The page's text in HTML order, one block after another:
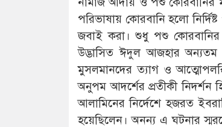
পরিভাষায় কোরবানি হলো
জবাই করা। শুধু পশু কোরবানির
উদ্ভাসিত ঈদুল আজহার অন্যতম
মুসলমানদের ত্যাগ ও
অনুপম আদর্শের প্রতীকী নিদর্শন
আলামিনের নির্দেশে হজরত
হয়েছিলেন। অনন্য এ ঘটনার